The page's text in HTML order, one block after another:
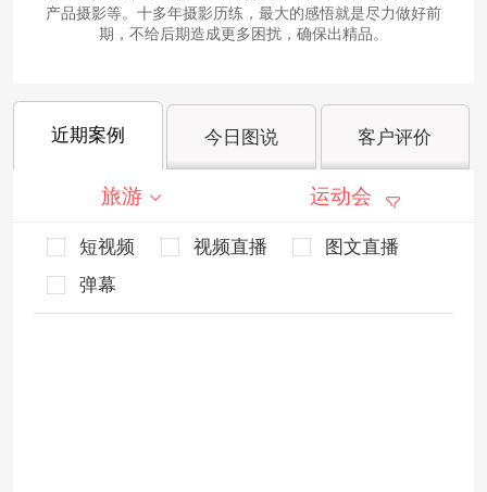
产品摄影等。十多年摄影历练，最大的感悟就是尽力做好前
期，不给后期造成更多困扰，确保出精品。
近期案例 今日图说 客户评价
旅游 运动会
短视频 视频直播
图文直播
弹幕